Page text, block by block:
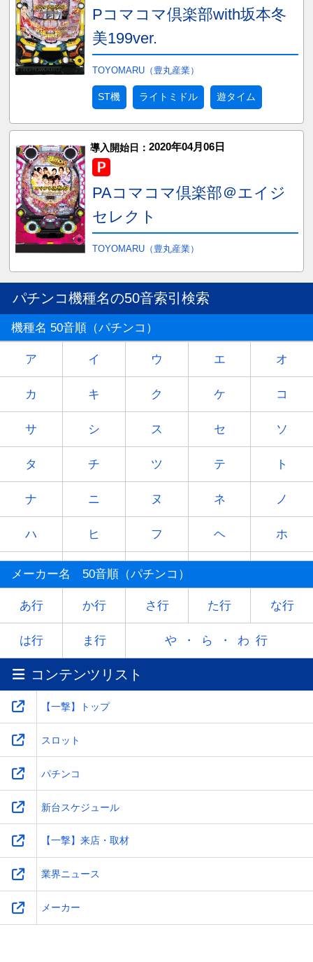
Pコマコマ倶楽部with坂本冬
美199ver.
TOYOMARU（豊丸産業）
ST機 ライトミドル 遊タイム
導入開始日： 2020年04月06日
PAコマコマ倶楽部＠エイジ
セレクト
TOYOMARU（豊丸産業）
パチンコ機種名の50音索引検索
機種名 50音順（パチンコ）
ア イ ウ エ オ
カ キ ク ケ コ
サ シ ス セ ソ
タ チ ツ テ ト
ナ ニ ヌ ネ ノ
ハ ヒ フ ヘ ホ
マ ミ ム
ヤ - ユ - ヨ
ラ リ レ
ワ -
メーカー名 50音順（パチンコ）
あ行 か行 さ行 た行 な行
は行 ま行 や・ら・わ行
コンテンツリスト
【一撃】トップ
スロット
パチンコ
新台スケジュール
【一撃】来店・取材
業界ニュース
メーカー